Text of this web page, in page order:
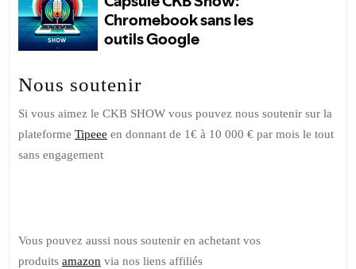
Nous soutenir
Si vous aimez le CKB SHOW vous pouvez nous soutenir sur la
plateforme Tipeee en donnant de 1€ à 10 000 € par mois le tout
sans engagement
Vous pouvez aussi nous soutenir en achetant vos
produits amazon via nos liens affiliés